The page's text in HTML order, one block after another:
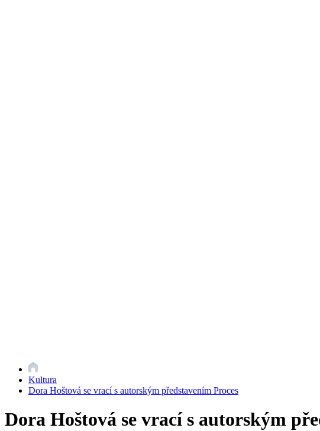
Kultura
Dora Hoštová se vrací s autorským představením Proces
Dora Hoštová se vrací s autorským